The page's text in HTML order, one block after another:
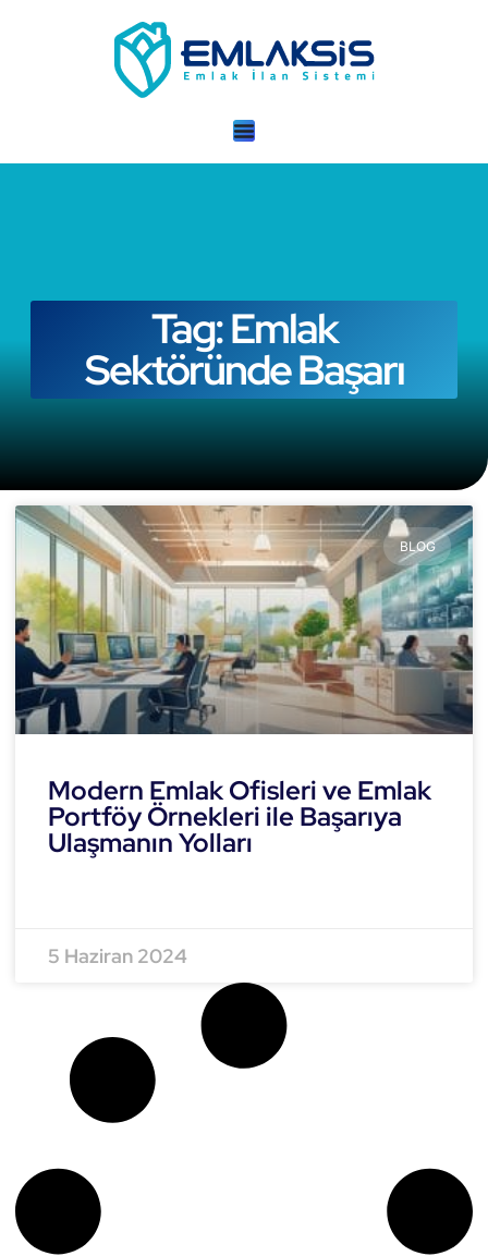
Tag: Emlak
Sektöründe Başarı
BLOG
Modern Emlak Ofisleri ve Emlak
Portföy Örnekleri ile Başarıya
Ulaşmanın Yolları
5 Haziran 2024